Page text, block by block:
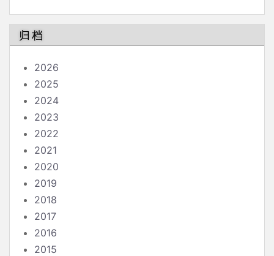
归档
2026
2025
2024
2023
2022
2021
2020
2019
2018
2017
2016
2015